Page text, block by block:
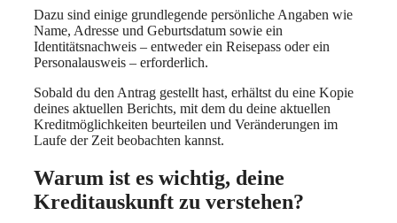
Dazu sind einige grundlegende persönliche Angaben wie
Name, Adresse und Geburtsdatum sowie ein
Identitätsnachweis – entweder ein Reisepass oder ein
Personalausweis – erforderlich.
Sobald du den Antrag gestellt hast, erhältst du eine Kopie
deines aktuellen Berichts, mit dem du deine aktuellen
Kreditmöglichkeiten beurteilen und Veränderungen im
Laufe der Zeit beobachten kannst.
Warum ist es wichtig, deine
Kreditauskunft zu verstehen?